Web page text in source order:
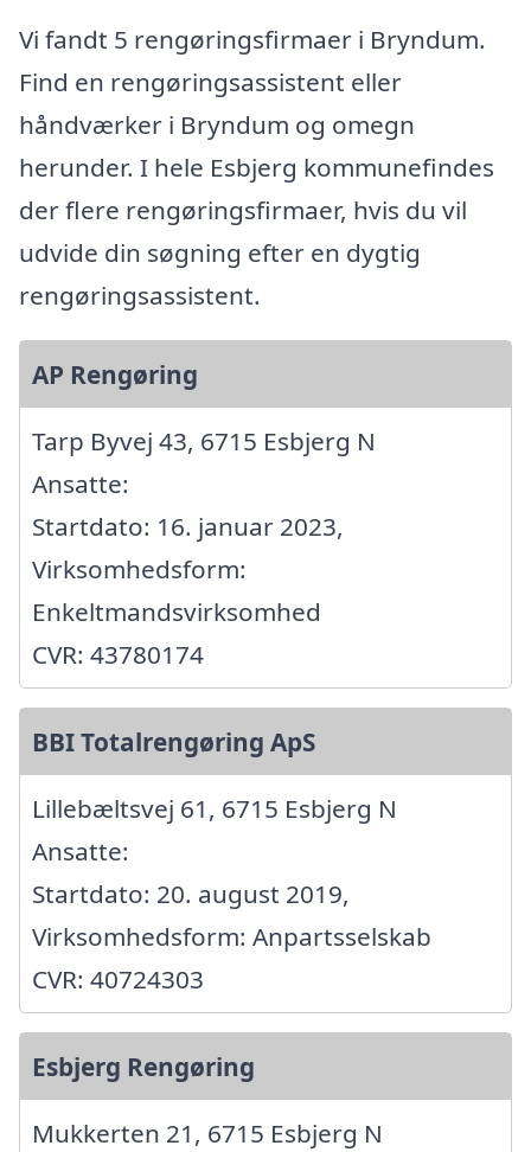
Vi fandt 5 rengøringsfirmaer i Bryndum.
Find en rengøringsassistent eller
håndværker i Bryndum og omegn
herunder. I hele Esbjerg kommunefindes
der flere rengøringsfirmaer, hvis du vil
udvide din søgning efter en dygtig
rengøringsassistent.
AP Rengøring
Tarp Byvej 43, 6715 Esbjerg N
Ansatte:
Startdato: 16. januar 2023,
Virksomhedsform:
Enkeltmandsvirksomhed
CVR: 43780174
BBI Totalrengøring ApS
Lillebæltsvej 61, 6715 Esbjerg N
Ansatte:
Startdato: 20. august 2019,
Virksomhedsform: Anpartsselskab
CVR: 40724303
Esbjerg Rengøring
Mukkerten 21, 6715 Esbjerg N